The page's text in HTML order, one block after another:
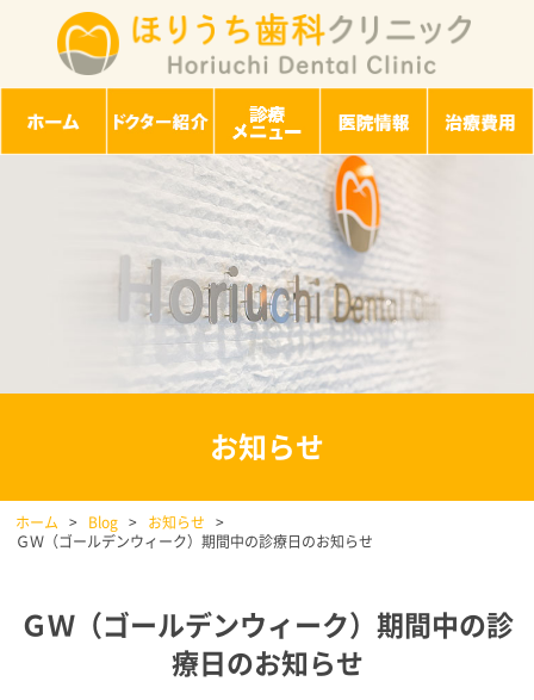
お知らせ
ホーム > Blog > お知らせ >
ＧＷ（ゴールデンウィーク）期間中の診療日のお知らせ
ＧＷ（ゴールデンウィーク）期間中の診
療日のお知らせ